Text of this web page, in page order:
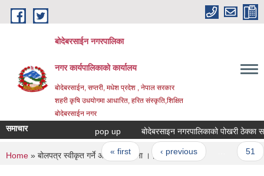
Skip to main content
बोदेबरसाईन नगरपालिका
नगर कार्यपालिकाको कार्यालय
बोदेबरसाईन, सप्तरी, मधेश प्रदेश , नेपाल सरकार
शहरी कृषि उधयोगमा आधारित, हरित संस्कृति,शिक्षित
बोदेबरसाईन नगर
समाचार pop up बोदेबरसाइन नगरपालिकाको पोखरी ठेक्का
Pages
« first ‹ previous
You are here
Home » बोलपत्र स्वीकृत गर्ने अशायको सूचना ।।।